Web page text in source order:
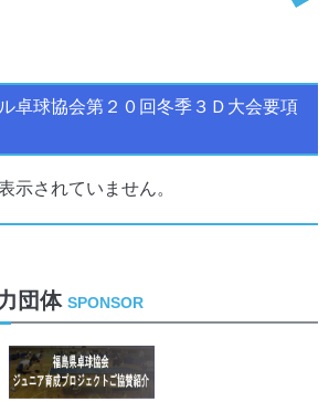
卓球協会第２０回冬季３Ｄ大会要項
示されていません。
団体 SPONSOR